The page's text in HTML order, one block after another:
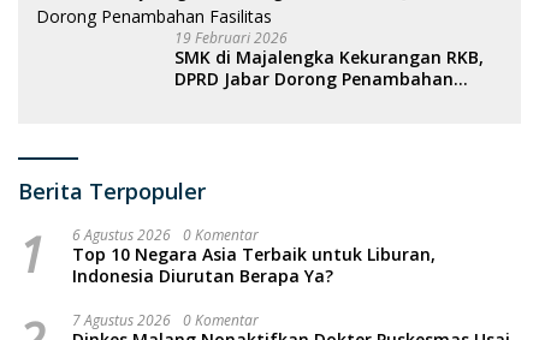
19 Februari 2026
SMK di Majalengka Kekurangan RKB,
DPRD Jabar Dorong Penambahan
Berita Terpopuler
1 6 Agustus 2026 0 Komentar
Top 10 Negara Asia Terbaik untuk Liburan,
Indonesia Diurutan Berapa Ya?
7 Agustus 2026 0 Komentar